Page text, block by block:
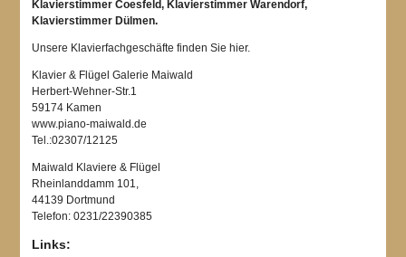
Klavierstimmer Coesfeld, Klavierstimmer Warendorf,
Klavierstimmer Dülmen.
Unsere Klavierfachgeschäfte finden Sie hier.
Klavier & Flügel Galerie Maiwald
Herbert-Wehner-Str.1
59174 Kamen
www.piano-maiwald.de
Tel.:02307/12125
Maiwald Klaviere & Flügel
Rheinlanddamm 101,
44139 Dortmund
Telefon: 0231/22390385
Links: